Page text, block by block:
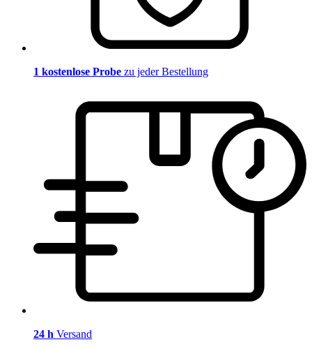
1 kostenlose Probe zu jeder Bestellung
24 h Versand